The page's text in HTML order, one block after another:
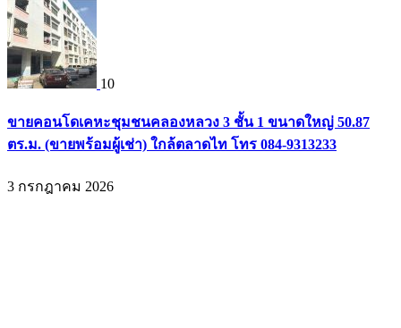
10
ขายคอนโดเคหะชุมชนคลองหลวง 3 ชั้น 1 ขนาดใหญ่ 50.87
ตร.ม. (ขายพร้อมผู้เช่า) ใกล้ตลาดไท โทร 084-9313233
3 กรกฎาคม 2026